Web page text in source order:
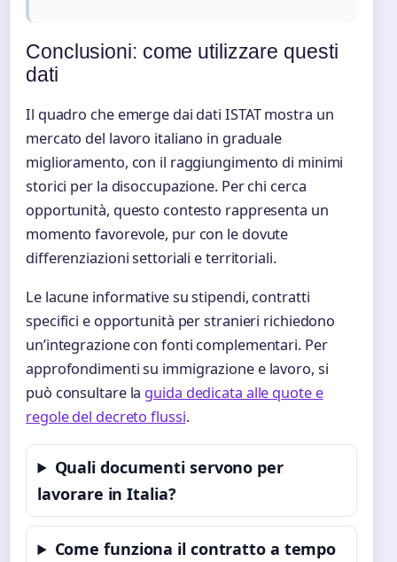
Conclusioni: come utilizzare questi
dati
Il quadro che emerge dai dati ISTAT mostra un
mercato del lavoro italiano in graduale
miglioramento, con il raggiungimento di minimi
storici per la disoccupazione. Per chi cerca
opportunità, questo contesto rappresenta un
momento favorevole, pur con le dovute
differenziazioni settoriali e territoriali.
Le lacune informative su stipendi, contratti
specifici e opportunità per stranieri richiedono
un’integrazione con fonti complementari. Per
approfondimenti su immigrazione e lavoro, si
può consultare la guida dedicata alle quote e
regole del decreto flussi.
Quali documenti servono per
lavorare in Italia?
Come funziona il contratto a tempo